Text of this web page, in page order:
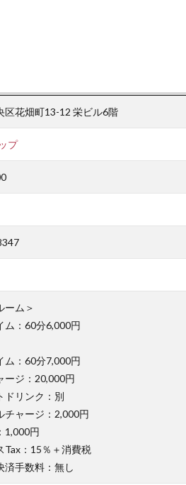
区花畑町13-12 栄ビル6階
プ
ーム＞
ム：60分6,000円
ム：60分7,000円
ージ：20,000円
ドリンク：別
チャージ：2,000円
1,000円
Tax：15％＋消費税
済手数料：無し